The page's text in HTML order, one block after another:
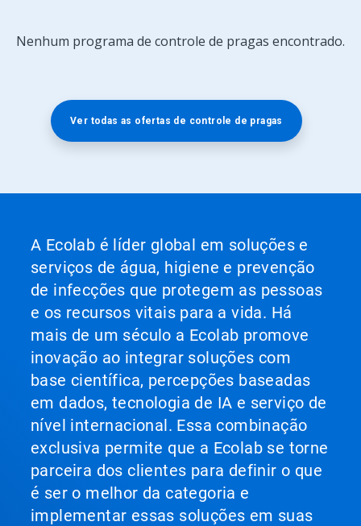
Nenhum programa de controle de pragas encontrado.
Ver todas as ofertas de controle de pragas
A Ecolab é líder global em soluções e
serviços de água, higiene e prevenção
de infecções que protegem as pessoas
e os recursos vitais para a vida. Há
mais de um século a Ecolab promove
inovação ao integrar soluções com
base científica, percepções baseadas
em dados, tecnologia de IA e serviço de
nível internacional. Essa combinação
exclusiva permite que a Ecolab se torne
parceira dos clientes para definir o que
é ser o melhor da categoria e
implementar essas soluções em suas